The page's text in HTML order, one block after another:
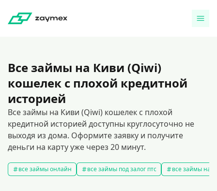
Все займы на Киви (Qiwi)
кошелек с плохой кредитной
историей
Все займы на Киви (Qiwi) кошелек с плохой
кредитной историей доступны круглосуточно не
выходя из дома. Оформите заявку и получите
деньги на карту уже через 20 минут.
все займы онлайн все займы под залог птс все займы на